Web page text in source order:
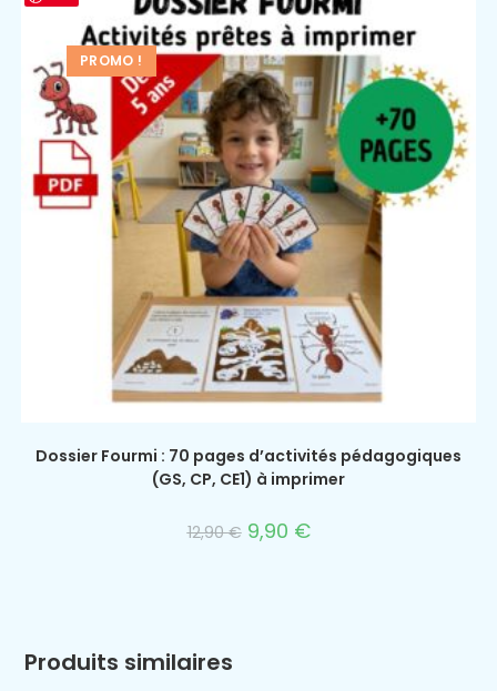
PROMO !
Dossier Fourmi : 70 pages d’activités pédagogiques
(GS, CP, CE1) à imprimer
12,90€ 9,90 €
Produits similaires